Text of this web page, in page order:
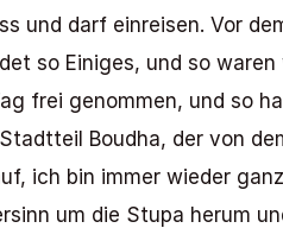
und darf einreisen. Vor
so Einiges, und so
frei genommen, und so
Boudha, der von
ich bin immer wieder
um die Stupa herum